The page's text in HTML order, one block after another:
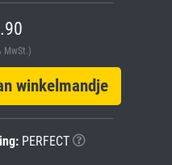
MwSt.)
winkelmandje
PERFECT